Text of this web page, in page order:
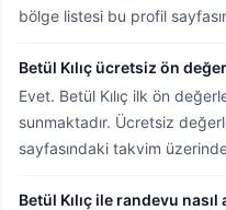
bölge listesi bu profil
Betül Kılıç ücretsiz ön
Evet. Betül Kılıç ilk ön
sunmaktadır. Ücretsiz
sayfasındaki takvim
Betül Kılıç ile randevu nasıl